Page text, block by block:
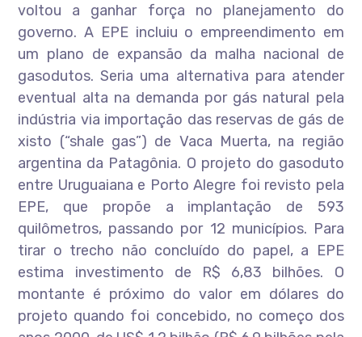
voltou a ganhar força no planejamento do
governo. A EPE incluiu o empreendimento em
um plano de expansão da malha nacional de
gasodutos. Seria uma alternativa para atender
eventual alta na demanda por gás natural pela
indústria via importação das reservas de gás de
xisto (“shale gas”) de Vaca Muerta, na região
argentina da Patagônia. O projeto do gasoduto
entre Uruguaiana e Porto Alegre foi revisto pela
EPE, que propõe a implantação de 593
quilômetros, passando por 12 municípios. Para
tirar o trecho não concluído do papel, a EPE
estima investimento de R$ 6,83 bilhões. O
montante é próximo do valor em dólares do
projeto quando foi concebido, no começo dos